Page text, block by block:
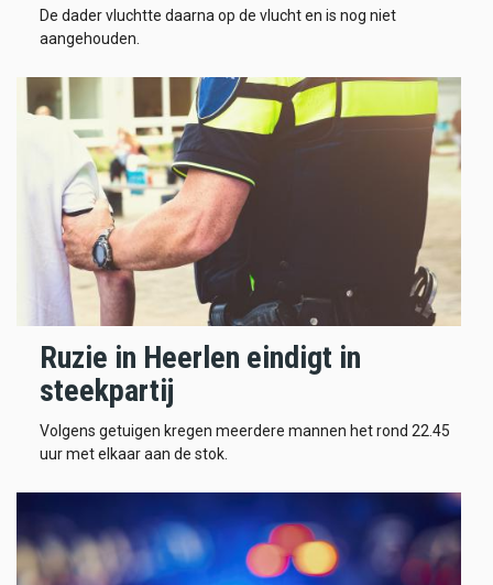
De dader vluchtte daarna op de vlucht en is nog niet
aangehouden.
Ruzie in Heerlen eindigt in
steekpartij
Volgens getuigen kregen meerdere mannen het rond 22.45
uur met elkaar aan de stok.